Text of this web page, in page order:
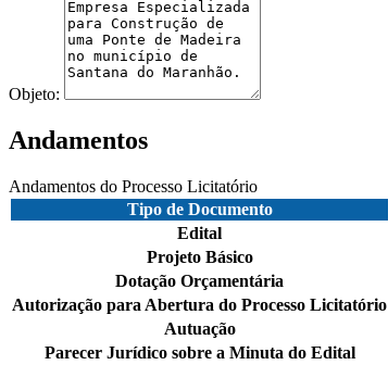
Objeto:
Andamentos
Andamentos do Processo Licitatório
Tipo de Documento
Edital
Projeto Básico
Dotação Orçamentária
Autorização para Abertura do Processo Licitatório
Autuação
Parecer Jurídico sobre a Minuta do Edital